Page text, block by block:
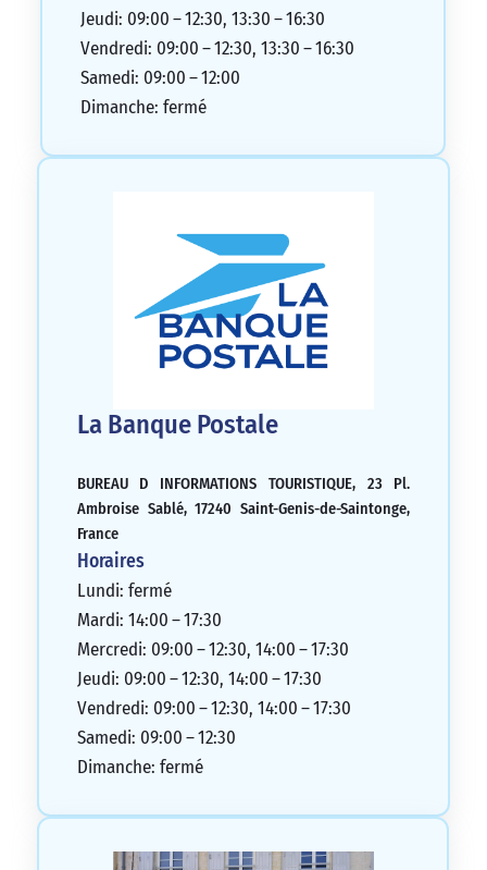
Jeudi: 09:00 – 12:30, 13:30 – 16:30
Vendredi: 09:00 – 12:30, 13:30 – 16:30
Samedi: 09:00 – 12:00
Dimanche: fermé
La Banque Postale
BUREAU D INFORMATIONS TOURISTIQUE, 23 Pl.
Ambroise Sablé, 17240 Saint-Genis-de-Saintonge,
France
Horaires
Lundi: fermé
Mardi: 14:00 – 17:30
Mercredi: 09:00 – 12:30, 14:00 – 17:30
Jeudi: 09:00 – 12:30, 14:00 – 17:30
Vendredi: 09:00 – 12:30, 14:00 – 17:30
Samedi: 09:00 – 12:30
Dimanche: fermé